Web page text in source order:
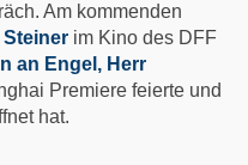
Am kommenden
Steiner im Kino des DFF
an Engel, Herr
Premiere feierte und
hat.